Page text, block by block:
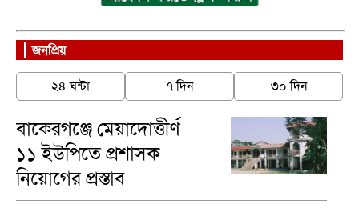
জনপ্রিয়
২৪ ঘন্টা ৭ দিন ৩০ দিন
বাকেরগঞ্জে মেয়াদোত্তীর্ণ
১১ ইউপিতে প্রশাসক
নিয়োগের প্রস্তাব